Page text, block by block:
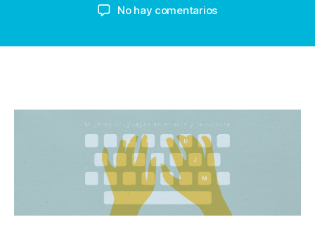
No hay comentariosen
la
cultura»